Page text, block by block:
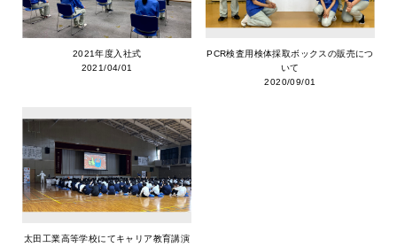
2021年度入社式
2021/04/01
PCR検査用検体採取ボックスの販売につ
いて
2020/09/01
太田工業高等学校にてキャリア教育講演